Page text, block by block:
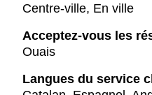
Centre-ville, En ville
Acceptez-vous les
Ouais
Langues du service